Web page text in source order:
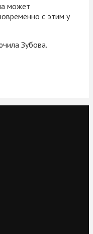
может
с этим у
Зубова.